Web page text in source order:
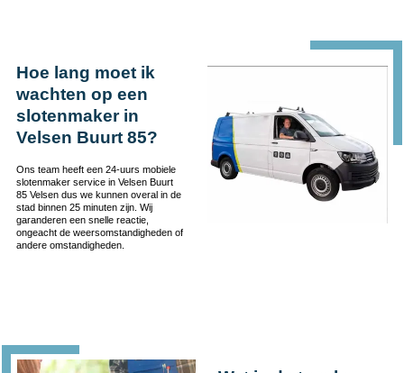
Hoe lang moet ik
wachten op een
slotenmaker in
Velsen Buurt 85?
Ons team heeft een 24-uurs mobiele
slotenmaker service in Velsen Buurt
85 Velsen dus we kunnen overal in de
stad binnen 25 minuten zijn. Wij
garanderen een snelle reactie,
ongeacht de weersomstandigheden of
andere omstandigheden.